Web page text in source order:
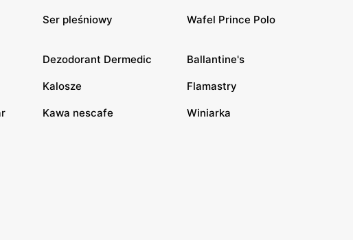
Ser pleśniowy Wafel Prince Polo
Dezodorant Dermedic Ballantine's
Kalosze Flamastry
Kawa nescafe Winiarka